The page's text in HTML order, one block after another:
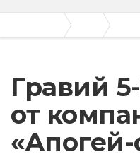
Гравий
от
«Апогей-